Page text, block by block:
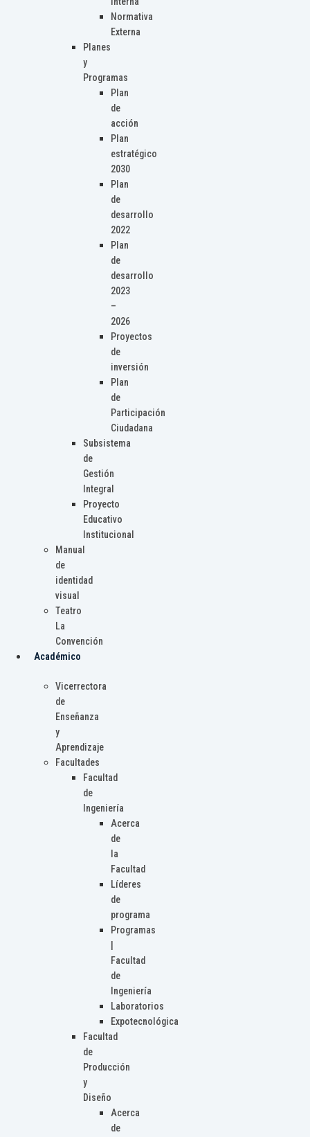
Normativa
Externa
Planes
y
Programas
Plan
de
acción
Plan
estratégico
2030
Plan
de
desarrollo
2022
Plan
de
desarrollo
2023
–
2026
Proyectos
de
inversión
Plan
de
Participación
Ciudadana
Subsistema
de
Gestión
Integral
Proyecto
Educativo
Institucional
Manual
de
identidad
visual
Teatro
La
Convención
Académico
Vicerrectora
de
Enseñanza
y
Aprendizaje
Facultades
Facultad
de
Ingeniería
Acerca
de
la
Facultad
Líderes
de
programa
Programas
Facultad
de
Ingeniería
Laboratorios
Expotecnológica
Facultad
de
Producción
y
Diseño
Acerca
de